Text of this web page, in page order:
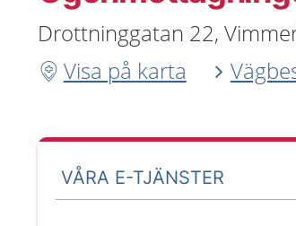
Drottninggatan 22,
Visa på karta
VÅRA E-TJÄNSTER